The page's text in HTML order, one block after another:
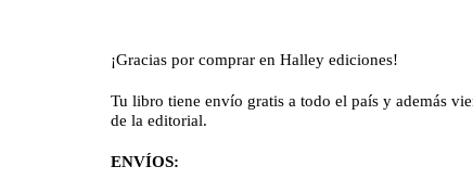
¡Gracias por comprar en Halley ediciones!
Tu libro tiene envío gratis a todo el país y además
de la editorial.
ENVÍOS: